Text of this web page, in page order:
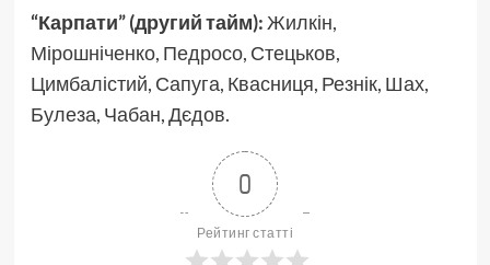
“Карпати” (другий тайм): Жилкін,
Мірошніченко, Педросо, Стецьков,
Цимбалістий, Сапуга, Квасниця, Резнік, Шах,
Булеза, Чабан, Дєдов.
0
Рейтинг статті